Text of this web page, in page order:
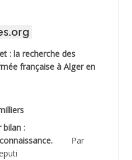
: la recherche des
française à Alger en
bilan :
Par